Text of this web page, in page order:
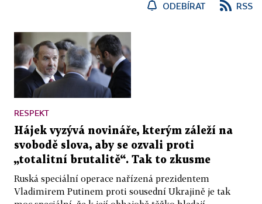
ODEBÍRAT RSS
RESPEKT
Hájek vyzývá novináře, kterým záleží na
svobodě slova, aby se ozvali proti
„totalitní brutalitě“. Tak to zkusme
Ruská speciální operace nařízená prezidentem
Vladimirem Putinem proti sousední Ukrajině je tak